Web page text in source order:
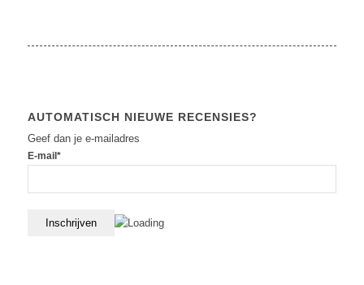
AUTOMATISCH NIEUWE RECENSIES?
Geef dan je e-mailadres
E-mail*